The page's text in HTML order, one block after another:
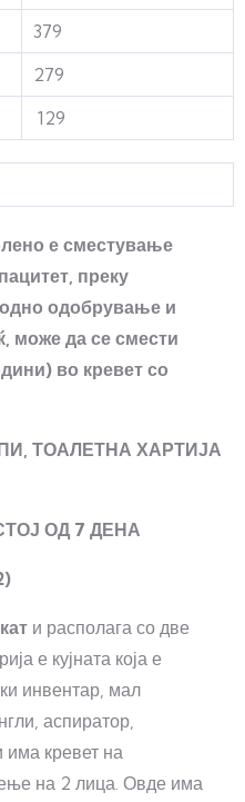
379
279
129
е сместување
преку
одобрување и
може да се смести
во кревет со
ТОАЛЕТНА ХАРТИЈА
ОД 7 ДЕНА
и располага со две
е кујната која е
инвентар, мал
аспиратор,
има кревет на
на 2 лица. Овде има